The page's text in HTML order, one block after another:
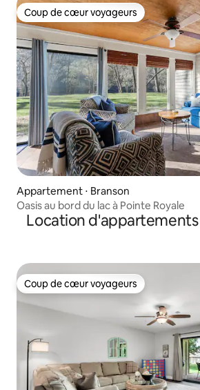
Coup de cœur voyageurs
Coup de cœur voyageurs
Appartement ⋅ Branson
Oasis au bord du lac à Pointe Royale
Location d'appartements
Coup de cœur voyageurs
Coup de cœur voyageurs